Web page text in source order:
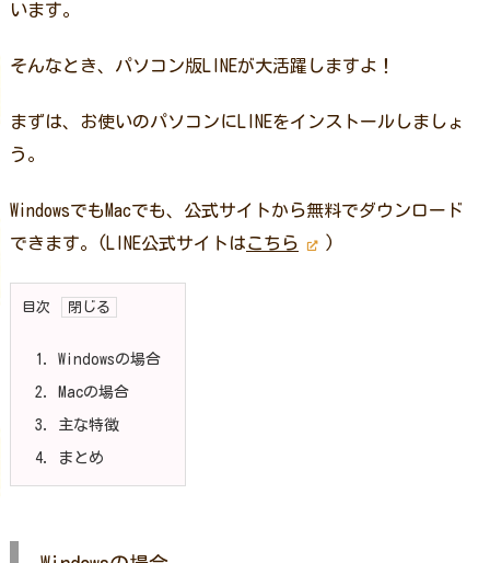
います。
そんなとき、パソコン版LINEが大活躍しますよ！
まずは、お使いのパソコンにLINEをインストールしましょ
う。
WindowsでもMacでも、公式サイトから無料でダウンロード
できます。(LINE公式サイトはこちら )
目次
1. Windowsの場合
2. Macの場合
3. 主な特徴
4. まとめ